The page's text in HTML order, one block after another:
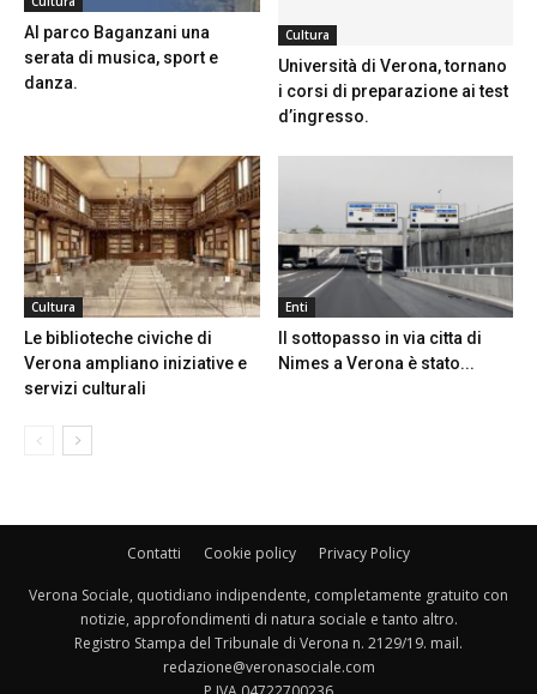
Al parco Baganzani una
serata di musica, sport e
danza.
Cultura
Università di Verona, tornano
i corsi di preparazione ai test
d’ingresso.
Cultura
Le biblioteche civiche di
Verona ampliano iniziative e
servizi culturali
Enti
Il sottopasso in via citta di
Nimes a Verona è stato...
Contatti Cookie policy Privacy Policy
Verona Sociale, quotidiano indipendente, completamente gratuito con
notizie, approfondimenti di natura sociale e tanto altro.
Registro Stampa del Tribunale di Verona n. 2129/19. mail.
redazione@veronasociale.com